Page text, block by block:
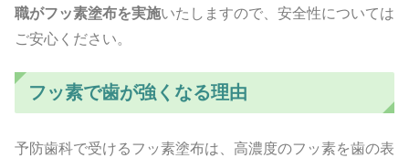
職がフッ素塗布を実施いたしますので、安全性については
ご安心ください。
フッ素で歯が強くなる理由
予防歯科で受けるフッ素塗布は、高濃度のフッ素を歯の表